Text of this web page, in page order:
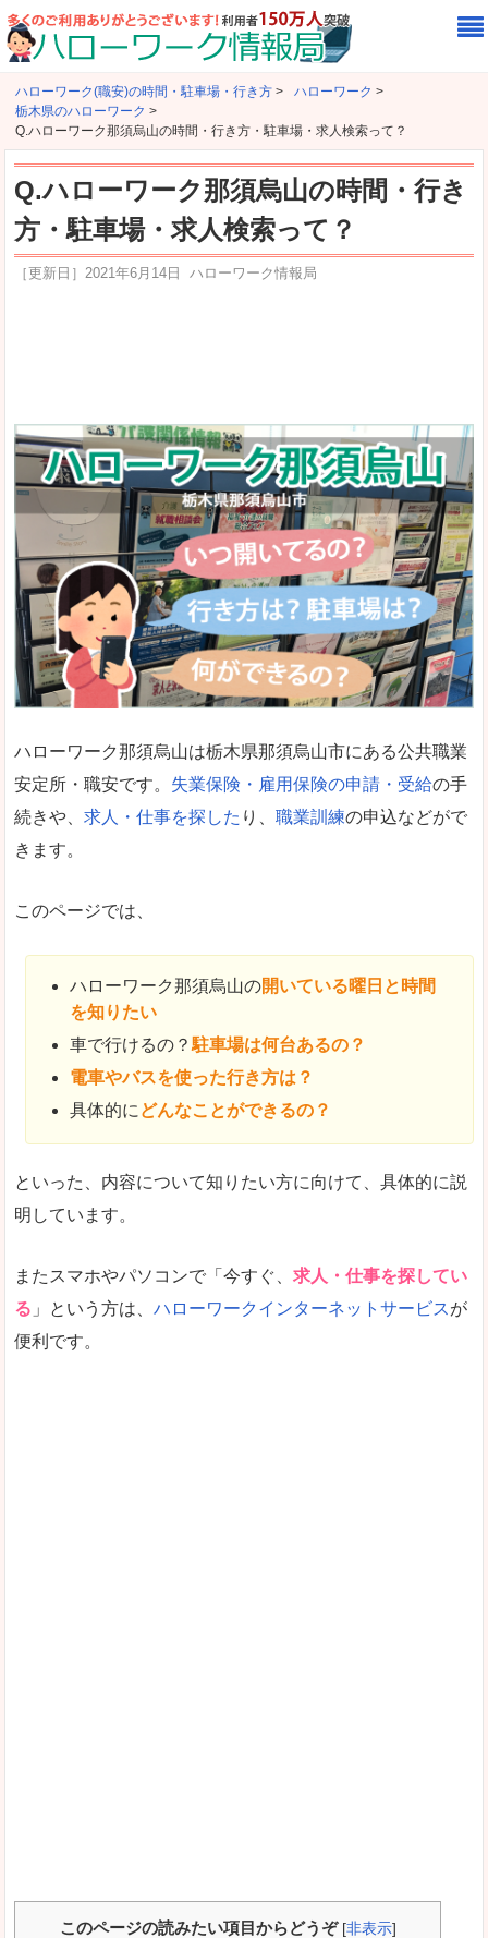
ハローワーク(職安)の時間・駐車場・行き方 > ハローワーク >
栃木県のハローワーク >
Q.ハローワーク那須烏山の時間・行き方・駐車場・求人検索って？
Q.ハローワーク那須烏山の時間・行き
方・駐車場・求人検索って？
［更新日］ 2021年6月14日 ハローワーク情報局
ハローワーク那須烏山は栃木県那須烏山市にある公共職業
安定所・職安です。 失業保険・雇用保険の申請・受給の手
続きや、 求人・仕事を探した り、 職業訓練の申込などがで
きます。
このページでは、
ハローワーク那須烏山の開いている曜日と時間
を知りたい
車で行けるの？駐車場は何台あるの？
電車やバスを使った行き方は？
具体的にどんなことができるの？
といった、内容について知りたい方に向けて、具体的に説
明しています。
またスマホやパソコンで「今すぐ、 求人・仕事を探してい
る 」という方は、 ハローワークインターネットサービスが
便利です。
このページの読みたい項目からどうぞ [非表示]